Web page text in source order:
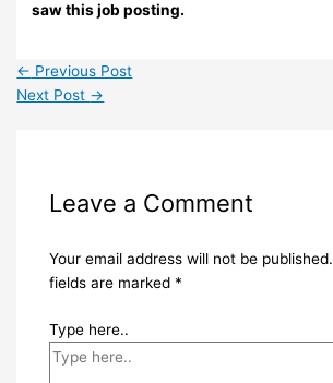
saw this job posting.
← Previous Post
Next Post →
Leave a Comment
Your email address will not be published.
fields are marked *
Type here..